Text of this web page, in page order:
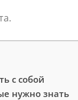
с собой
нужно знать